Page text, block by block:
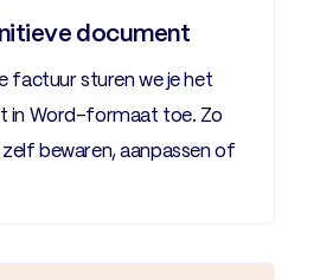
document
factuur sturen we je het
in Word-formaat toe. Zo
bewaren, aanpassen of